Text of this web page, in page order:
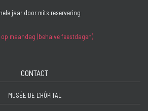
jaar door mits reservering
op maandag (behalve feestdagen)
CONTACT
MUSÉE DE L'HÔPITAL